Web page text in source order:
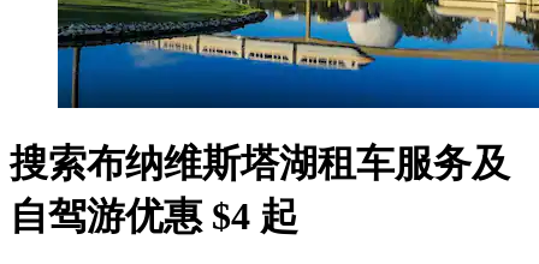
搜索布纳维斯塔湖租车服务及
自驾游优惠 $4 起